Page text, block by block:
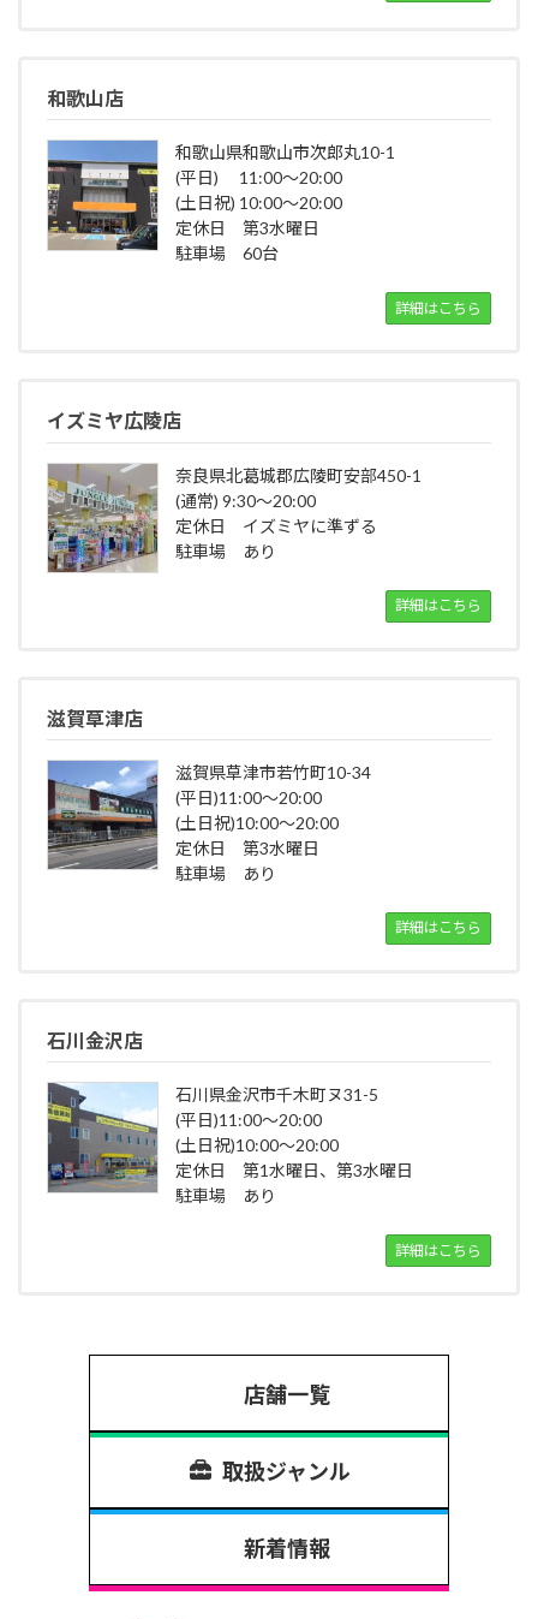
和歌山店
和歌山県和歌山市次郎丸10-1
(平日) 11:00～20:00
(土日祝) 10:00～20:00
定休日 第3水曜日
駐車場 60台
詳細はこちら
イズミヤ広陵店
奈良県北葛城郡広陵町安部450-1
(通常) 9:30～20:00
定休日 イズミヤに準ずる
駐車場 あり
詳細はこちら
滋賀草津店
滋賀県草津市若竹町10-34
(平日)11:00～20:00
(土日祝)10:00～20:00
定休日 第3水曜日
駐車場 あり
詳細はこちら
石川金沢店
石川県金沢市千木町ヌ31-5
(平日)11:00～20:00
(土日祝)10:00～20:00
定休日 第1水曜日、第3水曜日
駐車場 あり
詳細はこちら
店舗一覧
取扱ジャンル
新着情報